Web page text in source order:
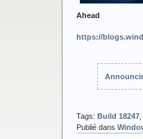
Ahead
https://
Tags: Build 18247
Publié dans